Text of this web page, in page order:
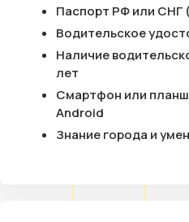
Паспорт РФ или СНГ
Водительское
Наличие
лет
Смартфон или
Android
Знание города и